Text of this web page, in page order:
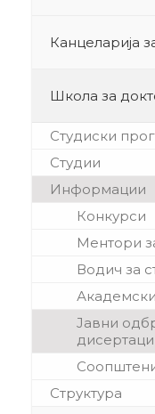
Канцеларија
Школа за
Студиски
Студии
Информации
Конкурси
Ментори
Водич за
Јавни
Структура